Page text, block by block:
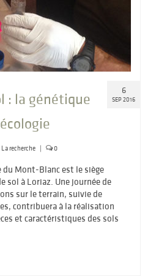
6
SEP 2016
: la génétique
La recherche | 0
du Mont-Blanc est le siège
sol à Loriaz. Une journée de
sur le terrain, suivie de
contribuera à la réalisation
et caractéristiques des sols